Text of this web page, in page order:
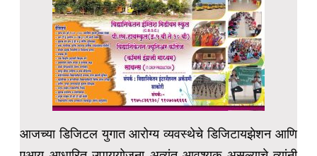
आजच्या डिजिटल युगात आरोग्य व्यवस्थेचे डिजिटायझेशन आणि